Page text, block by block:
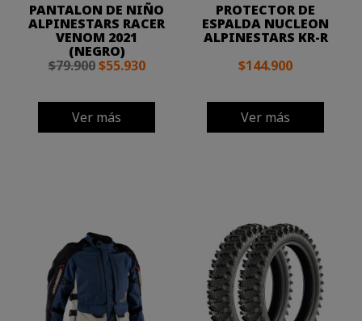
PANTALON DE NIÑO
ALPINESTARS RACER
VENOM 2021
(NEGRO)
$79.900 $55.930
Ver más
PROTECTOR DE
ESPALDA NUCLEON
ALPINESTARS KR-R
$144.900
Ver más